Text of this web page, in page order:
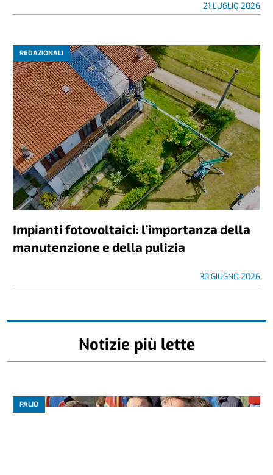
21 LUGLIO 2026
REDAZIONALI
Impianti fotovoltaici: l’importanza della
manutenzione e della pulizia
30 GIUGNO 2026
Notizie più lette
PALIO